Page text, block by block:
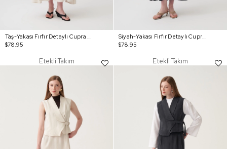
Taş-Yakası Fırfır Detaylı Cupra Elbise
$78.95
Siyah-Yakası Fırfır Detaylı Cupra Elbise
$78.95
Etekli Takım Etekli Takım